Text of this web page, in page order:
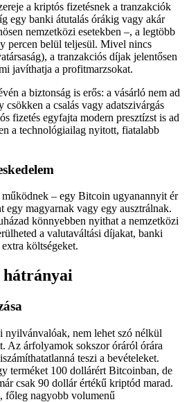
a kriptós fizetésnek a tranzakciók
egy banki átutalás órákig vagy akár
nemzetközi esetekben –, a legtöbb
percen belül teljesül. Mivel nincs
a tranzakciós díjak jelentősen
javíthatja a profitmarzsokat.
a biztonság is erős: a vásárló nem ad
csökken a csalás vagy adatszivárgás
fizetés egyfajta modern presztízst is ad
a technológiailag nyitott, fiatalabb
– egy Bitcoin ugyanannyit ér
egy magyarnak vagy egy ausztrálnak.
könnyebben nyithat a nemzetközi
a valutaváltási díjakat, banki
költségeket.
hátrányai
nem lehet szó nélkül
Az árfolyamok sokszor óráról órára
teszi a bevételeket.
terméket 100 dollárért Bitcoinban, de
csak 90 dollár értékű kriptód marad.
főleg nagyobb volumenű